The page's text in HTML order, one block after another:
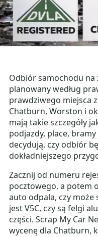
Odbiór samochodu na
planowany według
prawdziwego miejsca
Chatburn, Worston i
mają takie szczegóły
podjazdy, place,
decydują, czy odbiór
dokładniejszego
Zacznij od numeru
pocztowego, a potem
auto odpala, czy może
jest V5C, czy są felgi
części. Scrap My Car
wycenę dla Chatburn,